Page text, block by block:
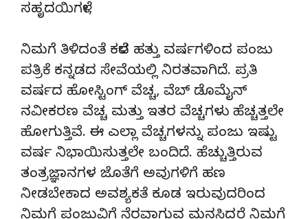
ಸಹೃದಯಿಗಳೇ,
ನಿಮಗೆ ತಿಳಿದಂತೆ ಕಳೆದ ಹತ್ತು ವರ್ಷಗಳಿಂದ ಪಂಜು
ಪತ್ರಿಕೆ ಕನ್ನಡದ ಸೇವೆಯಲ್ಲಿ ನಿರತವಾಗಿದೆ. ಪ್ರತಿ
ವರ್ಷದ ಹೋಸ್ಟಿಂಗ್‌ ವೆಚ್ಚ, ವೆಬ್‌ ಡೊಮೈನ್‌
ನವೀಕರಣ ವೆಚ್ಚ ಮತ್ತು ಇತರ ವೆಚ್ಚಗಳು ಹೆಚ್ಚತ್ತಲೇ
ಹೋಗುತ್ತಿವೆ. ಈ ಎಲ್ಲಾ ವೆಚ್ಚಗಳನ್ನು ಪಂಜು ಇಷ್ಟು
ವರ್ಷ ನಿಭಾಯಿಸುತ್ತಲೇ ಬಂದಿದೆ. ಹೆಚ್ಚುತ್ತಿರುವ
ತಂತ್ರಜ್ಞಾನಗಳ ಜೊತೆಗೆ ಅವುಗಳಿಗೆ ಹಣ
ನೀಡಬೇಕಾದ ಅವಶ್ಯಕತೆ ಕೂಡ ಇರುವುದರಿಂದ